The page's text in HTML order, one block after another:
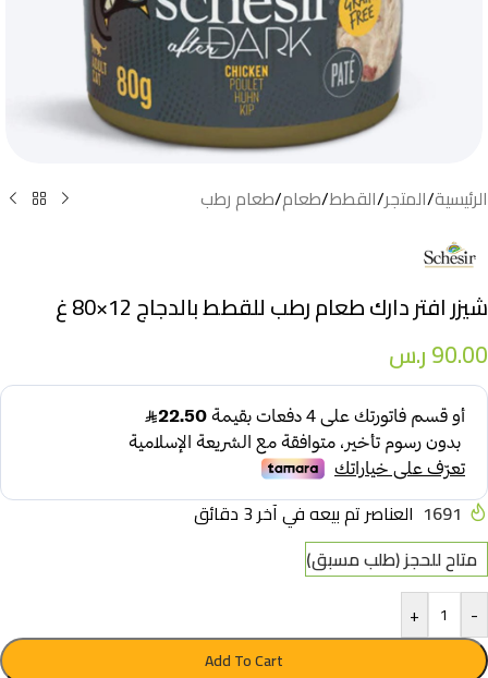
الرئيسية/المتجر/القطط/طعام/طعام رطب
شيزر افتر دارك طعام رطب للقطط بالدجاج 12×80 غ
90.00ر.س
1691 العناصر تم بيعه في آخر 3 دقائق
متاح للحجز (طلب مسبق)
-
+
Add To Cart